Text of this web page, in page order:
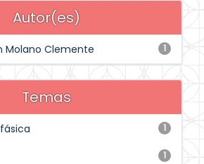
Autor(es)
1
Molano Clemente
Temas
1
1